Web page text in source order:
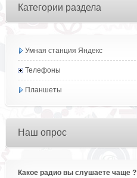
Категории раздела
Умная станция Яндекс
Телефоны
Планшеты
Наш опрос
Какое радио вы слушаете чаще ?